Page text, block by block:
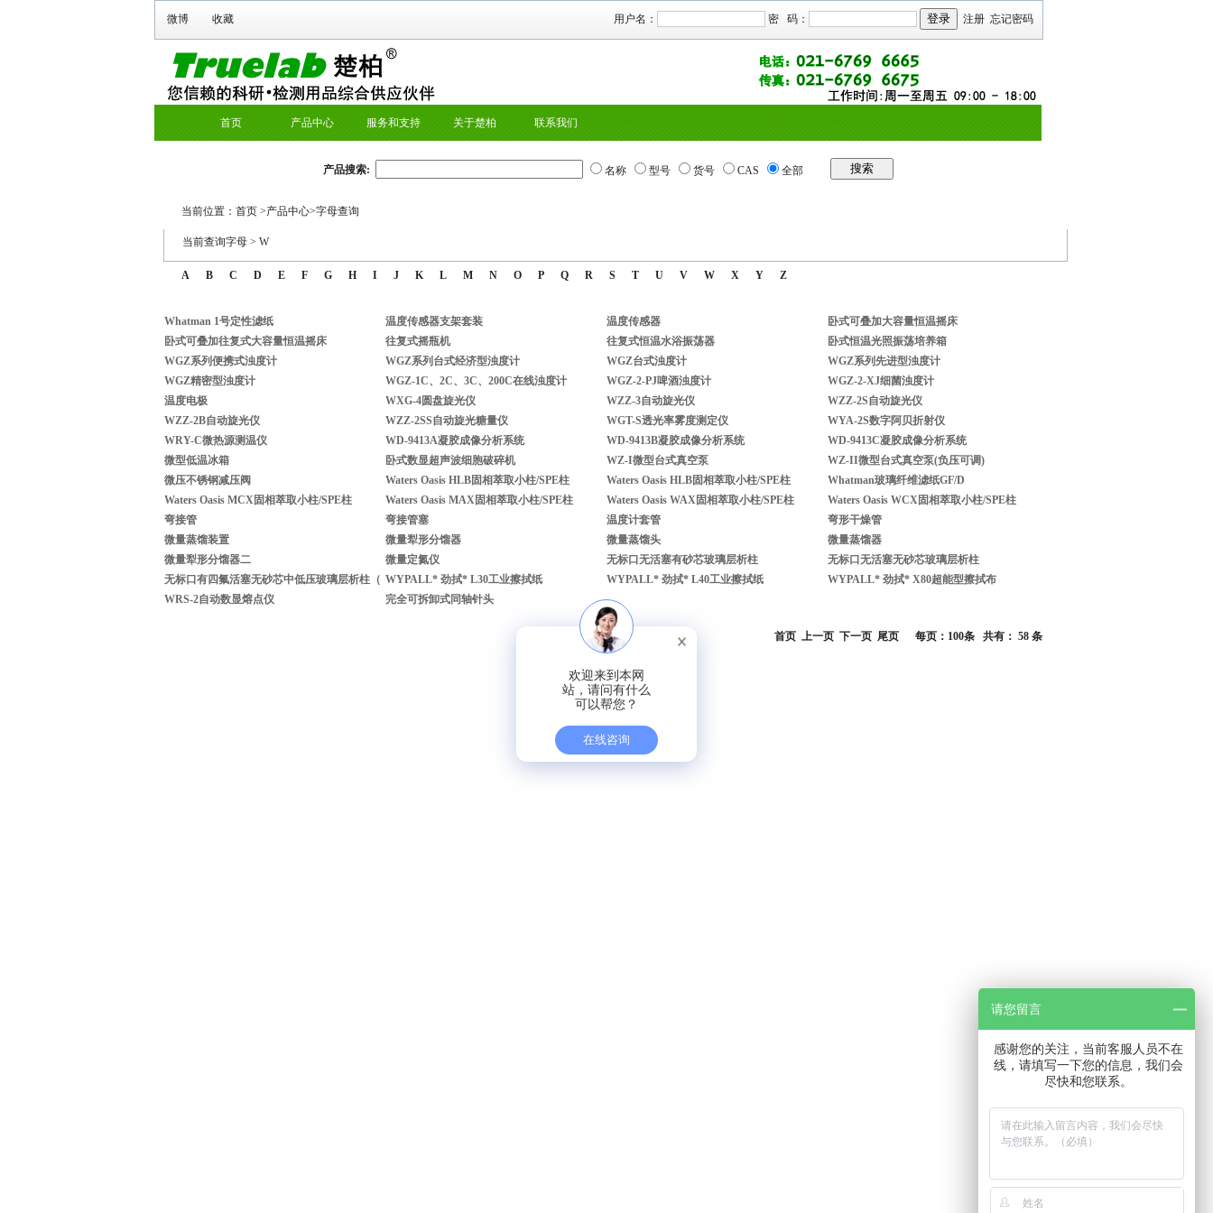
微博 收藏 用户名： 密 码： 注册 忘记密码
首页 产品中心 服务和支持 关于楚柏 联系我们
产品搜索: 名称 型号 货号 CAS 全部
当前位置： 首页>产品中心>字母查询
当前查询字母 > W
A B C D E F G H I J K L M N O P Q R S T U V W X Y Z
Whatman 1号定性滤纸 温度传感器支架套装 温度传感器
卧式可叠加大容量恒温摇床
卧式可叠加往复式大容量恒温摇床
往复式摇瓶机 往复式恒温水浴振荡器
卧式恒温光照振荡培养箱
WGZ系列便携式浊度计
WGZ系列台式经济型浊度计 WGZ台式浊度计
WGZ系列先进型浊度计
WGZ精密型浊度计
WGZ-1C、2C、3C、200C在线浊度计 WGZ-2-PJ啤酒浊度计
WGZ-2-XJ细菌浊度计
温度电极
WXG-4圆盘旋光仪 WZZ-3自动旋光仪
WZZ-2S自动旋光仪
WZZ-2B自动旋光仪
WZZ-2SS自动旋光糖量仪 WGT-S透光率雾度测定仪
WYA-2S数字阿贝折射仪
WRY-C微热源测温仪
WD-9413A凝胶成像分析系统 WD-9413B凝胶成像分析系统
WD-9413C凝胶成像分析系统
微型低温冰箱
卧式数显超声波细胞破碎机 WZ-I微型台式真空泵
WZ-II微型台式真空泵(负压可调)
微压不锈钢减压阀
Waters Oasis HLB固相萃取小柱/SPE柱 Waters Oasis HLB固相萃取小柱/SPE柱
Whatman玻璃纤维滤纸GF/D
Waters Oasis MCX固相萃取小柱/SPE柱
Waters Oasis MAX固相萃取小柱/SPE柱 Waters Oasis WAX固相萃取小柱/SPE柱
Waters Oasis WCX固相萃取小柱/SPE柱
弯接管
弯接管塞 温度计套管
弯形干燥管
微量蒸馏装置
微量犁形分馏器 微量蒸馏头
微量蒸馏器
微量犁形分馏器二
微量定氮仪 无标口无活塞有砂芯玻璃层析柱
无标口无活塞无砂芯玻璃层析柱
无标口有四氟活塞无砂芯中低压玻璃层析柱（ WYPALL* 劲拭* L30工业擦拭纸 WYPALL* 劲拭* L40工业擦拭纸
WYPALL* 劲拭* X80超能型擦拭布
WRS-2自动数显熔点仪
完全可拆卸式同轴针头
首页 上一页 下一页 尾页 每页：100条 共有： 58条
请您留言
感谢您的关注，当前客服人员不在
线，请填写一下您的信息，我们会
尽快和您联系。
欢迎来到本网
站，请问有什么
可以帮您？
在线咨询